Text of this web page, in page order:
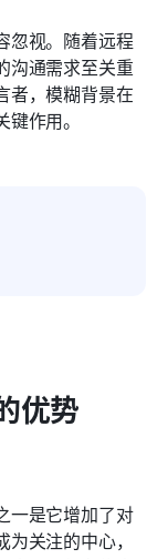
忽视。随着远程
沟通需求至关重
者，模糊背景在
作用。
优势
一是它增加了对
关注的中心，